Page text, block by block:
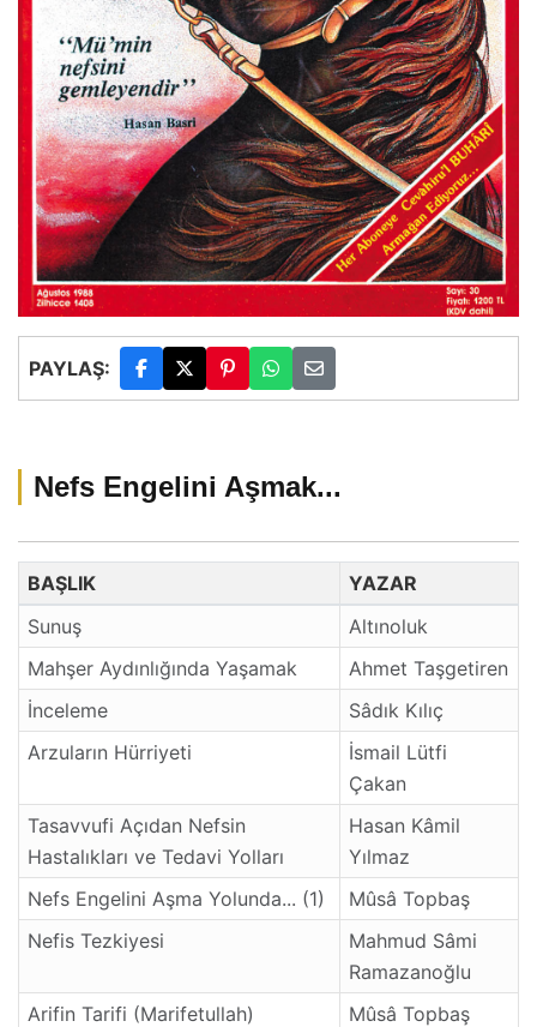
PAYLAŞ:
Nefs Engelini Aşmak...
BAŞLIK
YAZAR
Sunuş
Altınoluk
Mahşer Aydınlığında Yaşamak
Ahmet Taşgetiren
İnceleme
Sâdık Kılıç
Arzuların Hürriyeti
İsmail Lütfi
Çakan
Tasavvufi Açıdan Nefsin
Hastalıkları ve Tedavi Yolları
Hasan Kâmil
Yılmaz
Nefs Engelini Aşma Yolunda... (1)
Mûsâ Topbaş
Nefis Tezkiyesi
Mahmud Sâmi
Ramazanoğlu
Arifin Tarifi (Marifetullah)
Mûsâ Topbaş